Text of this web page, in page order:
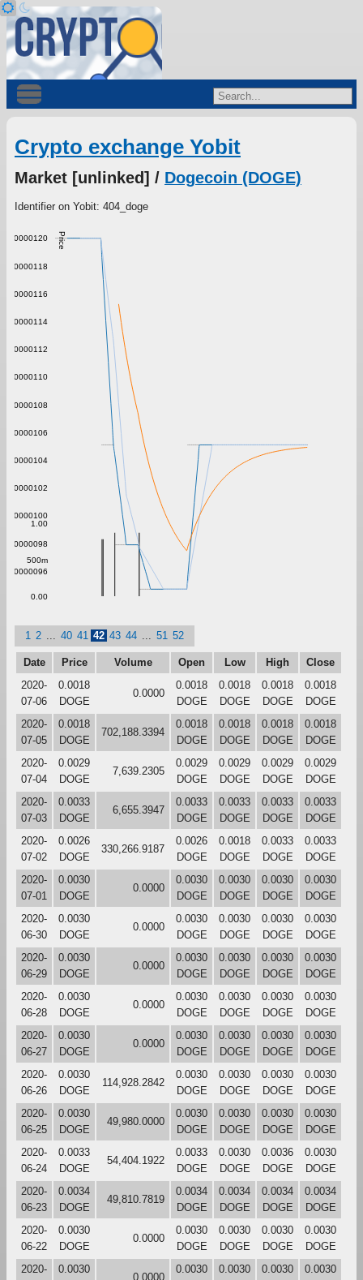
Crypto exchange Yobit
Market [unlinked] / Dogecoin (DOGE)
Identifier on Yobit: 404_doge
Price
0.0000096
0.0000098
0.0000100
0.0000102
0.0000104
0.0000106
0.0000108
0.0000110
0.0000112
0.0000114
0.0000116
0.0000118
0.0000120
0.00
500m
1.00
1 2 40 41 42 43 44 51 52
Date Price Volume Open Low High
Close
2020-
07-06
0.0018
DOGE
0.0000
0.0018
DOGE
0.0018
DOGE
0.0018
DOGE
0.0018
DOGE
2020-
07-05
0.0018
DOGE
702,188.3394
0.0018
DOGE
0.0018
DOGE
0.0018
DOGE
0.0018
DOGE
2020-
07-04
0.0029
DOGE
7,639.2305
0.0029
DOGE
0.0029
DOGE
0.0029
DOGE
0.0029
DOGE
2020-
07-03
0.0033
DOGE
6,655.3947
0.0033
DOGE
0.0033
DOGE
0.0033
DOGE
0.0033
DOGE
2020-
07-02
0.0026
DOGE
330,266.9187
0.0026
DOGE
0.0018
DOGE
0.0033
DOGE
0.0033
DOGE
2020-
07-01
0.0030
DOGE
0.0000
0.0030
DOGE
0.0030
DOGE
0.0030
DOGE
0.0030
DOGE
2020-
06-30
0.0030
DOGE
0.0000
0.0030
DOGE
0.0030
DOGE
0.0030
DOGE
0.0030
DOGE
2020-
06-29
0.0030
DOGE
0.0000
0.0030
DOGE
0.0030
DOGE
0.0030
DOGE
0.0030
DOGE
2020-
06-28
0.0030
DOGE
0.0000
0.0030
DOGE
0.0030
DOGE
0.0030
DOGE
0.0030
DOGE
2020-
06-27
0.0030
DOGE
0.0000
0.0030
DOGE
0.0030
DOGE
0.0030
DOGE
0.0030
DOGE
2020-
06-26
0.0030
DOGE
114,928.2842
0.0030
DOGE
0.0030
DOGE
0.0030
DOGE
0.0030
DOGE
2020-
06-25
0.0030
DOGE
49,980.0000
0.0030
DOGE
0.0030
DOGE
0.0030
DOGE
0.0030
DOGE
2020-
06-24
0.0033
DOGE
54,404.1922
0.0033
DOGE
0.0030
DOGE
0.0036
DOGE
0.0030
DOGE
2020-
06-23
0.0034
DOGE
49,810.7819
0.0034
DOGE
0.0034
DOGE
0.0034
DOGE
0.0034
DOGE
2020-
06-22
0.0030
DOGE
0.0000
0.0030
DOGE
0.0030
DOGE
0.0030
DOGE
0.0030
DOGE
2020-
0.0030
0.0000
0.0030
0.0030
0.0030
0.0030